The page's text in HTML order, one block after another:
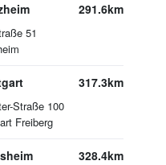
51
291.6km
Straße 100
Freiberg
317.3km
328.4km